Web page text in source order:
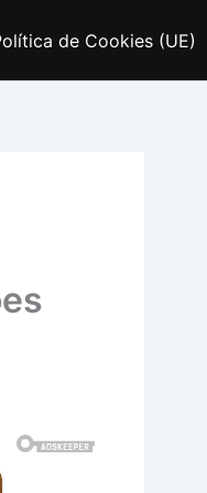
de Cookies (UE)